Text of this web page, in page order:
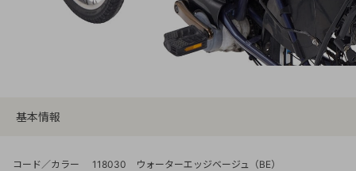
基本情報
コード／カラー
118030 ウォーターエッジベージュ（BE）